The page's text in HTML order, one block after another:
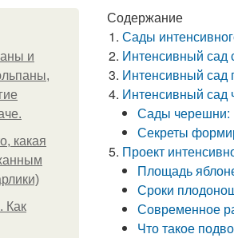
и
какая
Как
Содержание
Сады
Интенсивный сад
Интенсивный сад
Интенсивный сад
Сады черешни:
Секреты
Проект
Площадь
Сроки
Современное
Что такое